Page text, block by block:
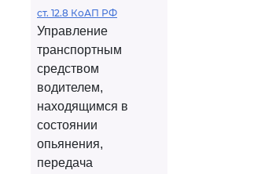
ст. 12.8 КоАП РФ
Управление
транспортным
средством
водителем,
находящимся в
состоянии
опьянения,
передача